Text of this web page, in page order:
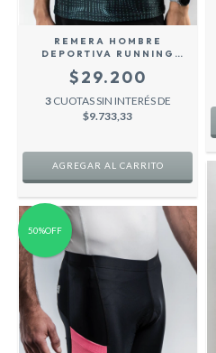
REMERA HOMBRE
DEPORTIVA RUNNING
$29.200
3 CUOTAS SIN INTERÉS DE
$9.733,33
AGREGAR AL CARRITO
50%OFF